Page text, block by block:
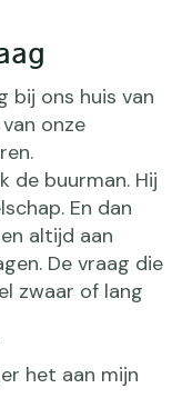
bij ons huis van
onze
de buurman. Hij
En dan
altijd aan
De vraag die
zwaar of lang
het aan mijn